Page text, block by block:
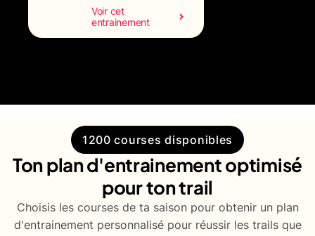
Voir cet
entrainement
1200 courses disponibles
Ton plan d'entrainement optimisé
pour ton trail
Choisis les courses de ta saison pour obtenir un plan
d'entrainement personnalisé pour réussir les trails que